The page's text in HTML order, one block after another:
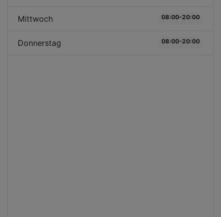
Mittwoch 08:00-20:00
Donnerstag 08:00-20:00